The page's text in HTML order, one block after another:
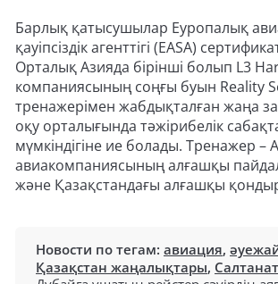
Барлық қатысушылар Еуропалық
қауіпсіздік агенттігі (EASA)
Орталық Азияда бірінші болып L3
компаниясының соңғы буын Reality
тренажерімен жабдықталған жаңа
оқу орталығында тәжірибелік
мүмкіндігіне ие болады. Тренажер –
авиакомпаниясының алғашқы
және Қазақстандағы алғашқы
Новости по тегам: авиация,
Қазақстан жаңалықтары,